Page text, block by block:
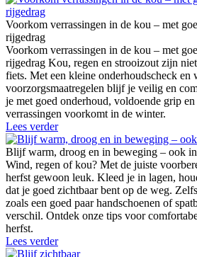
Voorkom verrassingen in de kou – met
rijgedrag
Voorkom verrassingen in de kou – met
rijgedrag Kou, regen en strooizout zijn
fiets. Met een kleine onderhoudscheck en
voorzorgsmaatregelen blijf je veilig en
je met goed onderhoud, voldoende grip
verrassingen voorkomt in de winter.
Lees verder
Blijf warm, droog en in beweging – ook
Wind, regen of kou? Met de juiste
herfst gewoon leuk. Kleed je in lagen,
dat je goed zichtbaar bent op de weg.
zoals een goed paar handschoenen of
verschil. Ontdek onze tips voor
herfst.
Lees verder